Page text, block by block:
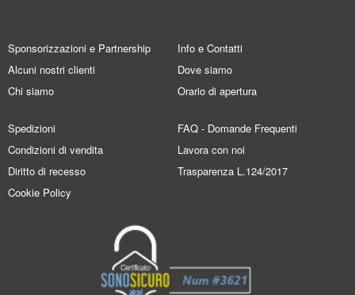
Sponsorizzazioni e Partnership
Alcuni nostri clienti
Chi siamo
Info e Contatti
Dove siamo
Orario di apertura
Spedizioni
Condizioni di vendita
Diritto di recesso
Cookie Policy
FAQ - Domande Frequenti
Lavora con noi
Trasparenza L.124/2017